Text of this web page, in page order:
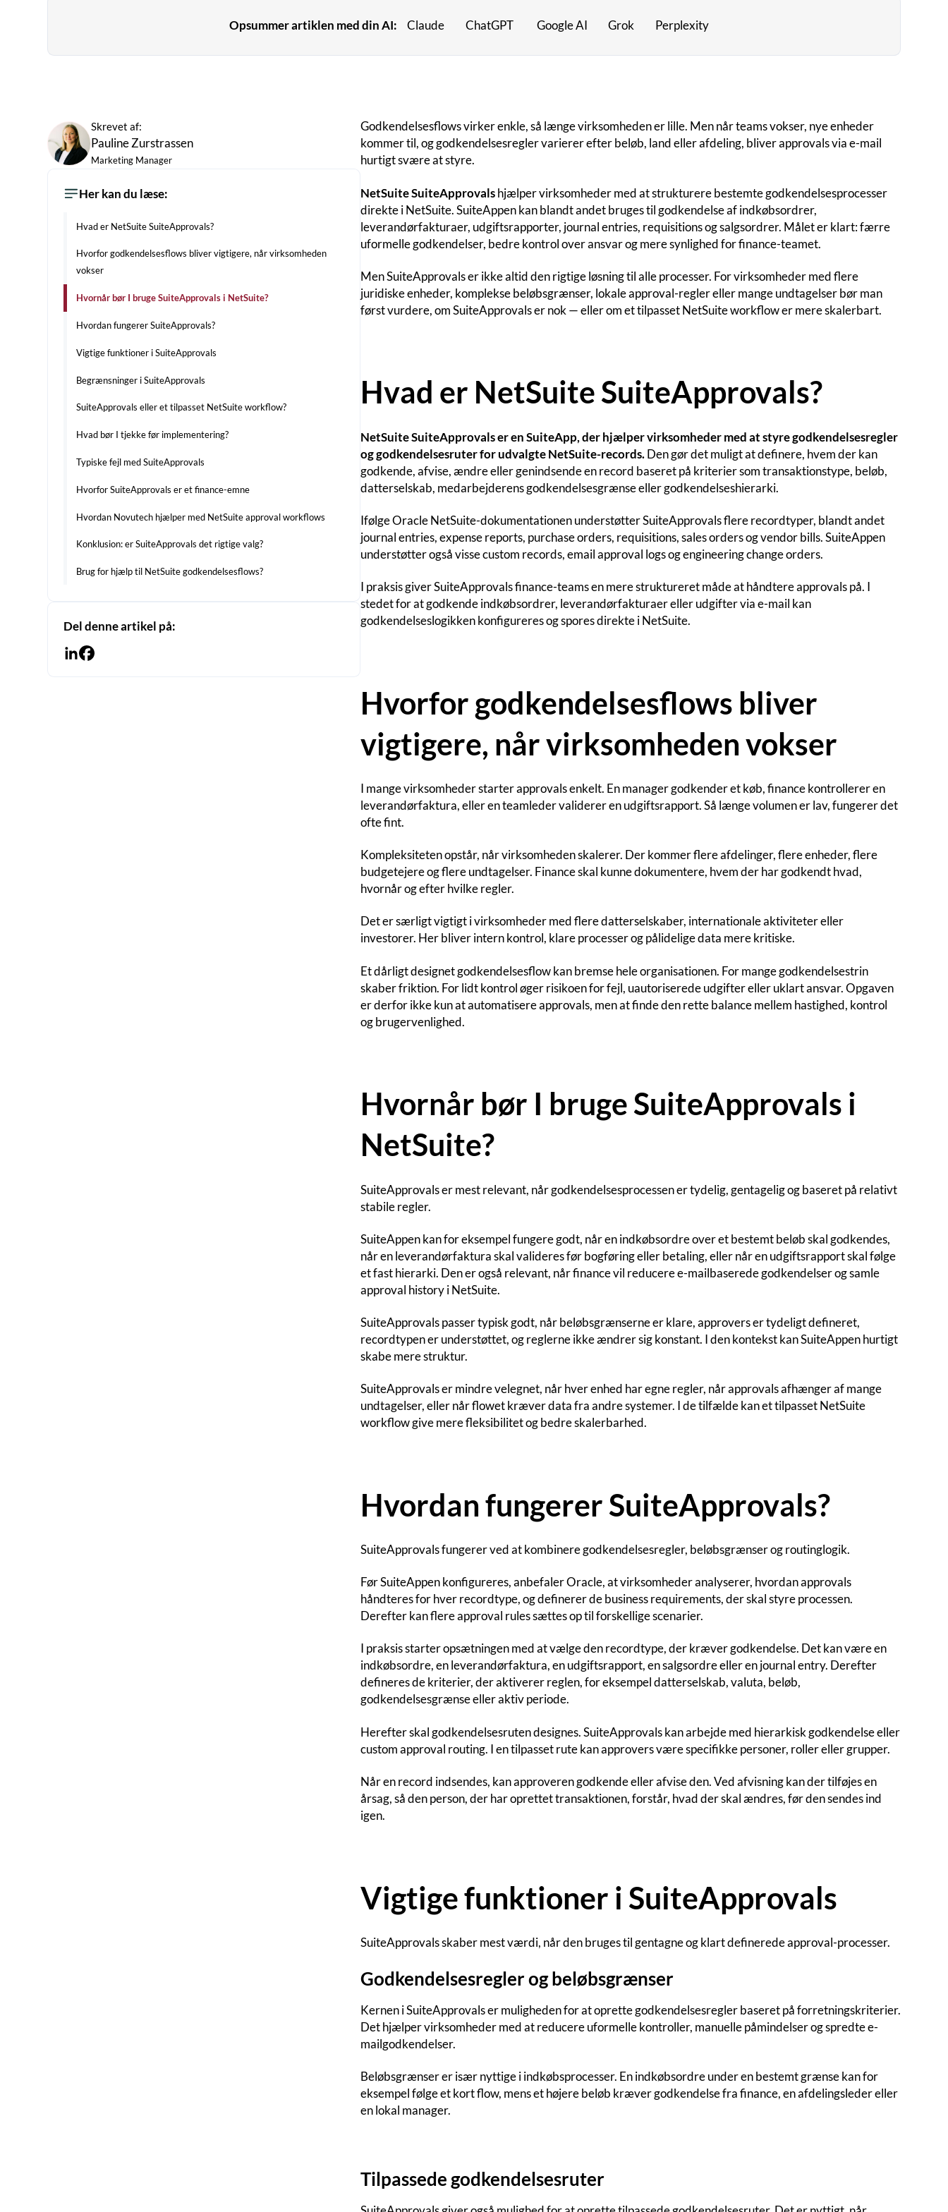
Opsummer artiklen med din AI: Claude ChatGPT Google AI Grok Perplexity
Skrevet af:
Pauline Zurstrassen
Marketing Manager
Her kan du læse:
Hvad er NetSuite SuiteApprovals?
Hvorfor godkendelsesflows bliver vigtigere, når virksomheden
vokser
Hvornår bør I bruge SuiteApprovals i NetSuite?
Hvordan fungerer SuiteApprovals?
Vigtige funktioner i SuiteApprovals
Begrænsninger i SuiteApprovals
SuiteApprovals eller et tilpasset NetSuite workflow?
Hvad bør I tjekke før implementering?
Typiske fejl med SuiteApprovals
Hvorfor SuiteApprovals er et finance-emne
Hvordan Novutech hjælper med NetSuite approval workflows
Konklusion: er SuiteApprovals det rigtige valg?
Brug for hjælp til NetSuite godkendelsesflows?
Del denne artikel på:
Godkendelsesflows virker enkle, så længe virksomheden er lille. Men når teams vokser, nye enheder
kommer til, og godkendelsesregler varierer efter beløb, land eller afdeling, bliver approvals via e-mail
hurtigt svære at styre.
NetSuite SuiteApprovalshjælper virksomheder med at strukturere bestemte godkendelsesprocesser
direkte i NetSuite. SuiteAppen kan blandt andet bruges til godkendelse af indkøbsordrer,
leverandørfakturaer, udgiftsrapporter, journal entries, requisitions og salgsordrer. Målet er klart: færre
uformelle godkendelser, bedre kontrol over ansvar og mere synlighed for finance-teamet.
Men SuiteApprovals er ikke altid den rigtige løsning til alle processer. For virksomheder med flere
juridiske enheder, komplekse beløbsgrænser, lokale approval-regler eller mange undtagelser bør man
først vurdere, om SuiteApprovals er nok — eller om et tilpasset NetSuite workflow er mere skalerbart.
Hvad er NetSuite SuiteApprovals?
NetSuite SuiteApprovals er en SuiteApp, der hjælper virksomheder med at styre godkendelsesregler
og godkendelsesruter for udvalgte NetSuite-records.Den gør det muligt at definere, hvem der kan
godkende, afvise, ændre eller genindsende en record baseret på kriterier som transaktionstype, beløb,
datterselskab, medarbejderens godkendelsesgrænse eller godkendelseshierarki.
Ifølge Oracle NetSuite-dokumentationen understøtter SuiteApprovals flere recordtyper, blandt andet
journal entries, expense reports, purchase orders, requisitions, sales orders og vendor bills. SuiteAppen
understøtter også visse custom records, email approval logs og engineering change orders.
I praksis giver SuiteApprovals finance-teams en mere struktureret måde at håndtere approvals på. I
stedet for at godkende indkøbsordrer, leverandørfakturaer eller udgifter via e-mail kan
godkendelseslogikken konfigureres og spores direkte i NetSuite.
Hvorfor godkendelsesflows bliver
vigtigere, når virksomheden vokser
I mange virksomheder starter approvals enkelt. En manager godkender et køb, finance kontrollerer en
leverandørfaktura, eller en teamleder validerer en udgiftsrapport. Så længe volumen er lav, fungerer det
ofte fint.
Kompleksiteten opstår, når virksomheden skalerer. Der kommer flere afdelinger, flere enheder, flere
budgetejere og flere undtagelser. Finance skal kunne dokumentere, hvem der har godkendt hvad,
hvornår og efter hvilke regler.
Det er særligt vigtigt i virksomheder med flere datterselskaber, internationale aktiviteter eller
investorer. Her bliver intern kontrol, klare processer og pålidelige data mere kritiske.
Et dårligt designet godkendelsesflow kan bremse hele organisationen. For mange godkendelsestrin
skaber friktion. For lidt kontrol øger risikoen for fejl, uautoriserede udgifter eller uklart ansvar. Opgaven
er derfor ikke kun at automatisere approvals, men at finde den rette balance mellem hastighed, kontrol
og brugervenlighed.
Hvornår bør I bruge SuiteApprovals i
NetSuite?
SuiteApprovals er mest relevant, når godkendelsesprocessen er tydelig, gentagelig og baseret på relativt
stabile regler.
SuiteAppen kan for eksempel fungere godt, når en indkøbsordre over et bestemt beløb skal godkendes,
når en leverandørfaktura skal valideres før bogføring eller betaling, eller når en udgiftsrapport skal følge
et fast hierarki. Den er også relevant, når finance vil reducere e-mailbaserede godkendelser og samle
approval history i NetSuite.
SuiteApprovals passer typisk godt, når beløbsgrænserne er klare, approvers er tydeligt defineret,
recordtypen er understøttet, og reglerne ikke ændrer sig konstant. I den kontekst kan SuiteAppen hurtigt
skabe mere struktur.
SuiteApprovals er mindre velegnet, når hver enhed har egne regler, når approvals afhænger af mange
undtagelser, eller når flowet kræver data fra andre systemer. I de tilfælde kan et tilpasset NetSuite
workflow give mere fleksibilitet og bedre skalerbarhed.
Hvordan fungerer SuiteApprovals?
SuiteApprovals fungerer ved at kombinere godkendelsesregler, beløbsgrænser og routinglogik.
Før SuiteAppen konfigureres, anbefaler Oracle, at virksomheder analyserer, hvordan approvals
håndteres for hver recordtype, og definerer de business requirements, der skal styre processen.
Derefter kan flere approval rules sættes op til forskellige scenarier.
I praksis starter opsætningen med at vælge den recordtype, der kræver godkendelse. Det kan være en
indkøbsordre, en leverandørfaktura, en udgiftsrapport, en salgsordre eller en journal entry. Derefter
defineres de kriterier, der aktiverer reglen, for eksempel datterselskab, valuta, beløb,
godkendelsesgrænse eller aktiv periode.
Herefter skal godkendelsesruten designes. SuiteApprovals kan arbejde med hierarkisk godkendelse eller
custom approval routing. I en tilpasset rute kan approvers være specifikke personer, roller eller grupper.
Når en record indsendes, kan approveren godkende eller afvise den. Ved afvisning kan der tilføjes en
årsag, så den person, der har oprettet transaktionen, forstår, hvad der skal ændres, før den sendes ind
igen.
Vigtige funktioner i SuiteApprovals
SuiteApprovals skaber mest værdi, når den bruges til gentagne og klart definerede approval-processer.
Godkendelsesregler og beløbsgrænser
Kernen i SuiteApprovals er muligheden for at oprette godkendelsesregler baseret på forretningskriterier.
Det hjælper virksomheder med at reducere uformelle kontroller, manuelle påmindelser og spredte e-
mailgodkendelser.
Beløbsgrænser er især nyttige i indkøbsprocesser. En indkøbsordre under en bestemt grænse kan for
eksempel følge et kort flow, mens et højere beløb kræver godkendelse fra finance, en afdelingsleder eller
en lokal manager.
Tilpassede godkendelsesruter